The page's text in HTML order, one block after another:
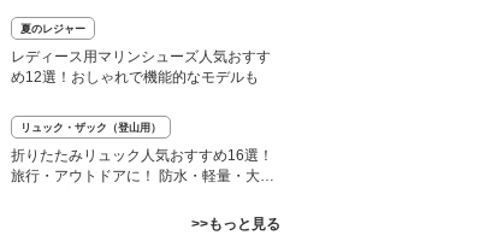
夏のレジャー
レディース用マリンシューズ人気おすす
め12選！おしゃれで機能的なモデルも
リュック・ザック（登山用）
折りたたみリュック人気おすすめ16選！
旅行・アウトドアに！ 防水・軽量・大容
>>もっと見る